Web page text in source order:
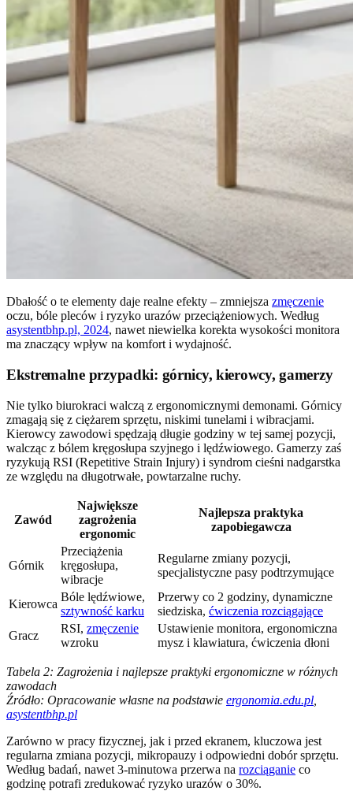
Dbałość o te elementy daje realne efekty – zmniejsza zmęczenie
oczu, bóle pleców i ryzyko urazów przeciążeniowych. Według
asystentbhp.pl, 2024, nawet niewielka korekta wysokości monitora
ma znaczący wpływ na komfort i wydajność.
Ekstremalne przypadki: górnicy, kierowcy, gamerzy
Nie tylko biurokraci walczą z ergonomicznymi demonami. Górnicy
zmagają się z ciężarem sprzętu, niskimi tunelami i wibracjami.
Kierowcy zawodowi spędzają długie godziny w tej samej pozycji,
walcząc z bólem kręgosłupa szyjnego i lędźwiowego. Gamerzy zaś
ryzykują RSI (Repetitive Strain Injury) i syndrom cieśni nadgarstka
ze względu na długotrwałe, powtarzalne ruchy.
Zawód
Największe
zagrożenia
ergonomic
Najlepsza praktyka
zapobiegawcza
Górnik
Przeciążenia
kręgosłupa,
wibracje
Regularne zmiany pozycji,
specjalistyczne pasy podtrzymujące
Kierowca
Bóle lędźwiowe,
sztywność karku
Przerwy co 2 godziny, dynamiczne
siedziska, ćwiczenia rozciągające
Gracz
RSI, zmęczenie
wzroku
Ustawienie monitora, ergonomiczna
mysz i klawiatura, ćwiczenia dłoni
Tabela 2: Zagrożenia i najlepsze praktyki ergonomiczne w różnych
zawodach
Źródło: Opracowanie własne na podstawie ergonomia.edu.pl
asystentbhp.pl
Zarówno w pracy fizycznej, jak i przed ekranem, kluczowa jest
regularna zmiana pozycji, mikropauzy i odpowiedni dobór sprzętu.
Według badań, nawet 3-minutowa przerwa na rozciąganie co
godzinę potrafi zredukować ryzyko urazów o 30%.